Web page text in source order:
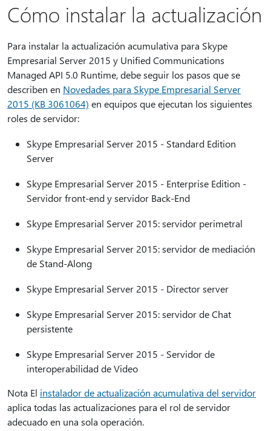
Cómo instalar la actualización
Para instalar la actualización acumulativa para Skype
Empresarial Server 2015 y Unified Communications
Managed API 5.0 Runtime, debe seguir los pasos que se
describen en Novedades para Skype Empresarial Server
2015 (KB 3061064) en equipos que ejecutan los siguientes
roles de servidor:
Skype Empresarial Server 2015 - Standard Edition
Server
Skype Empresarial Server 2015 - Enterprise Edition -
Servidor front-end y servidor Back-End
Skype Empresarial Server 2015: servidor perimetral
Skype Empresarial Server 2015: servidor de mediación
de Stand-Along
Skype Empresarial Server 2015 - Director server
Skype Empresarial Server 2015: servidor de Chat
persistente
Skype Empresarial Server 2015 - Servidor de
interoperabilidad de Video
Nota El instalador de actualización acumulativa del servidor
aplica todas las actualizaciones para el rol de servidor
adecuado en una sola operación.